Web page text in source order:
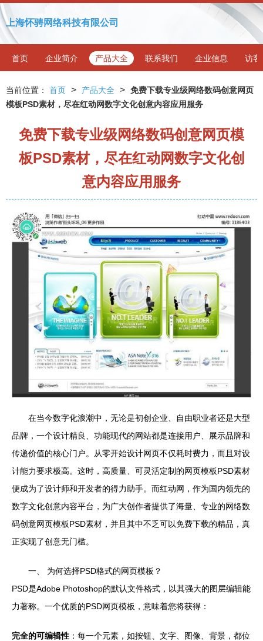
上海怀骋网络科技有限公司
首页 企业简介 产品大全 联系我们 企业信息 访客
当前位置： 首页 > 产品大全 > 免费下载专业级网络数码创意网页
模板PSD素材，尽在红动网数字文化创意内容应用服务
免费下载专业级网络数码创意网页模
板PSD素材，尽在红动网数字文化创
意内容应用服务
在当今数字化浪潮中，无论是初创企业、自由职业者还是大型
品牌，一个设计精良、功能现代的网站都是连接用户、展示品牌和
传递价值的核心门户。从零开始设计网页不仅耗时费力，而且对设
计能力要求极高。这时，高质量、可灵活定制的网页模板PSD素材
便成为了设计师和开发者的得力助手。而红动网，作为国内领先的
数字文化创意内容平台，为广大创作者提供了海量、专业的网络数
码创意网页模板PSD素材，并且其中不乏可以免费下载的精品，真
正实现了创意无门槛。
一、 为何选择PSD格式的网页模板？
PSD是Adobe Photoshop的默认文件格式，以其强大的图层编辑能
力著称。一个优质的PSD网页模板，意味着您将获得：
完全的可编辑性 ：每一个元素，如按钮、文字、图像、背景，都位